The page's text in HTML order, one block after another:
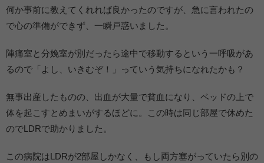
何か事前に教えてくれれば良かったのですが、急に言われたの
で心の準備ができず、一瞬戸惑いました。
陣痛室と分娩室が別だったら途中で移動するという一呼吸があ
るので「よし、いきむぞ！」っていう気持ちになれたかも？
無事出産したものの、出血が大量で貧血になり、ベッドの上で
体を起こすとめまいがするほどに。この時は同じ部屋で休めた
のでLDRで助かりました。
この病院はLDRが2部屋しかなく、もし両方塞がっていたら別の